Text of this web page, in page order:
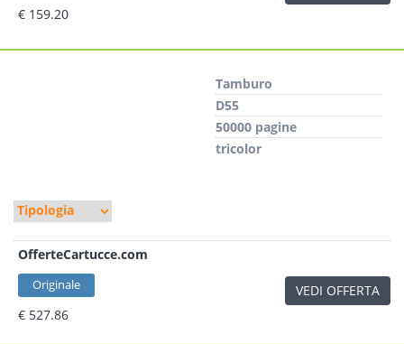
€ 159.20
Tamburo
D55
50000 pagine
tricolor
OfferteCartucce.com
Originale
€ 527.86
VEDI OFFERTA